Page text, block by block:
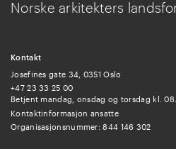
Norske arkitekters
Kontakt
Josefines gate 34, 0351 Oslo
+47 23 33 25 00
Betjent mandag, onsdag og torsdag kl.
Kontaktinformasjon ansatte
Organisasjonsnummer: 844 146 302